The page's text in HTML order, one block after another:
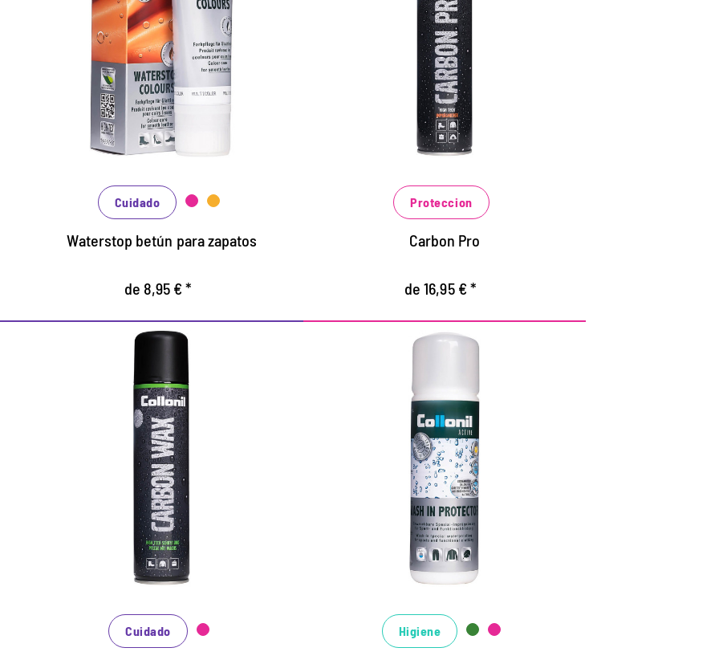
crema
impermeabilizadora.
Mantiene todos los materiales lisos de
cuero y de alta tecnología con efecto de
impermeabilización.
En muchos tonos, disponibles de clásico
negro y marrón hasta la moda azul, verde y
rojo.
Cuidado
Waterstop betún para zapatos
de 8,95 € *
tecnología para todos los
materiales.
Para zapatos, chaquetas de función,
bolsos, mochilas y mucho más.
Actúa como una membrana pulverizable
Protege contra la humedad y la suciedad.
Proteccion
Carbon Pro
de 16,95 € *
Cuidado y protección de
alta tecnología.
Óptimo para zapatos, chaquetas, pero
también para zapatos de senderismo y
Protege y se mantiene altamente efectivo
contra la humedad, la suciedad y el polvo.
climáticas transpirables, como Gore-Tex®
o Sympatex®
Cuidado
Detergente
impermeabilizante
altamente efectivo
Para la seguridad al aire libre, de ocio y
ocupacional.
Perfecto para impermeabilizar todos los
materiales de vellón.
Mantiene la transpirabilidad de las
Higiene